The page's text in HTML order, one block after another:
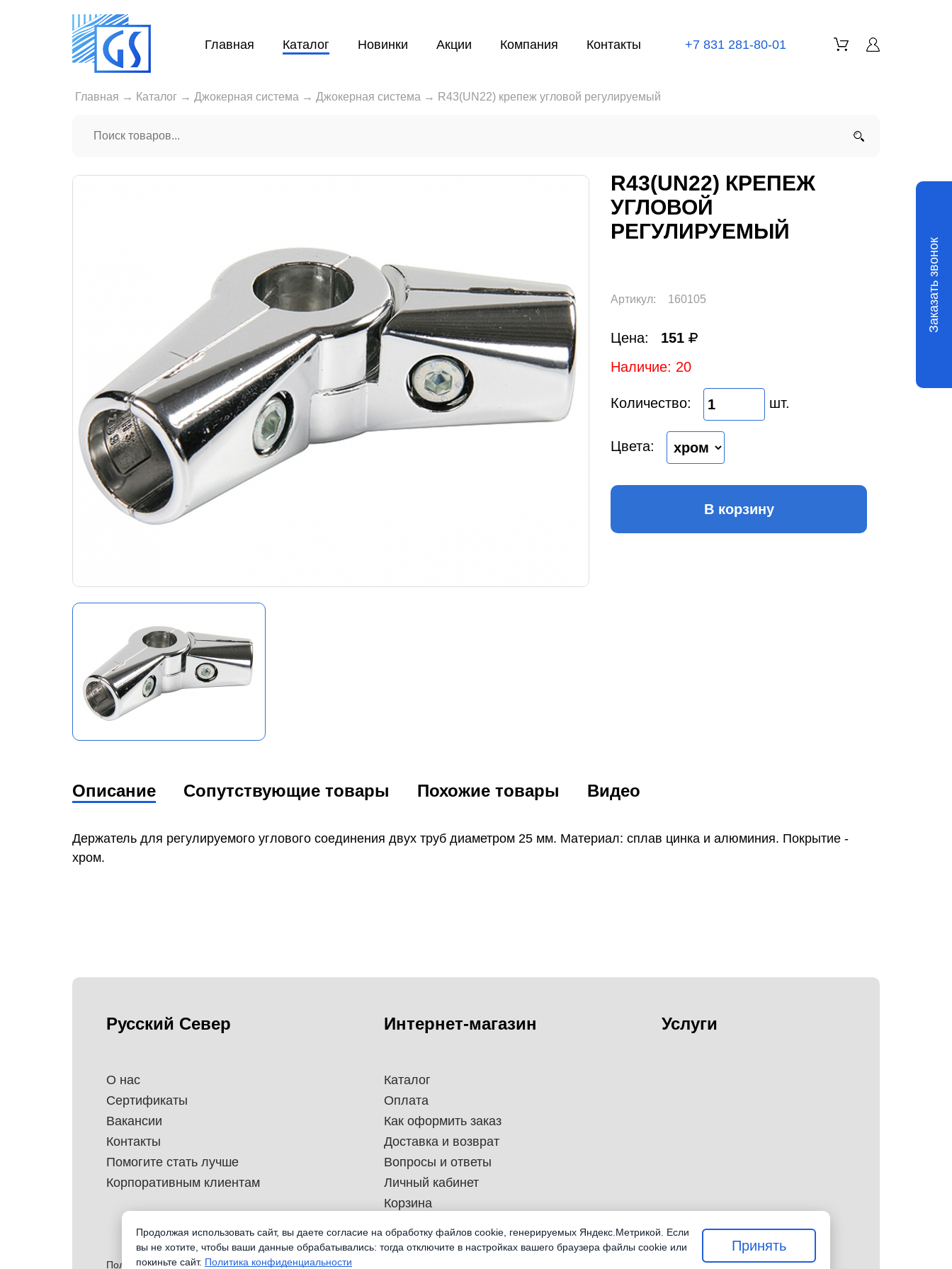
Главная Каталог Новинки Акции Компания Контакты +7 831 281-80-01
Главная → Каталог → Джокерная система → Джокерная система → R43(UN22) крепеж угловой регулируемый
R43(UN22) КРЕПЕЖ
УГЛОВОЙ
РЕГУЛИРУЕМЫЙ
Артикул: 160105
Цена:
151
Наличие: 20
Количество: шт.
Цвета:
В корзину
Описание Сопутствующие товары Похожие товары Видео
Держатель для регулируемого углового соединения двух труб диаметром 25 мм. Материал: сплав цинка и алюминия. Покрытие -
хром.
Русский Север
О нас
Сертификаты
Вакансии
Контакты
Помогите стать лучше
Корпоративным клиентам
Интернет-магазин
Каталог
Оплата
Как оформить заказ
Доставка и возврат
Вопросы и ответы
Личный кабинет
Корзина
Услуги
Политика обработки перснональных данных
Заказать звонок
Продолжая использовать сайт, вы даете согласие на обработку файлов cookie, генерируемых Яндекс.Метрикой. Если
вы не хотите, чтобы ваши данные обрабатывались: тогда отключите в настройках вашего браузера файлы cookie или
покиньте сайт. Политика конфиденциальности
Принять